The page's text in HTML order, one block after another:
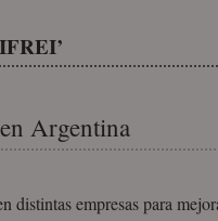
Argentina
distintas empresas para